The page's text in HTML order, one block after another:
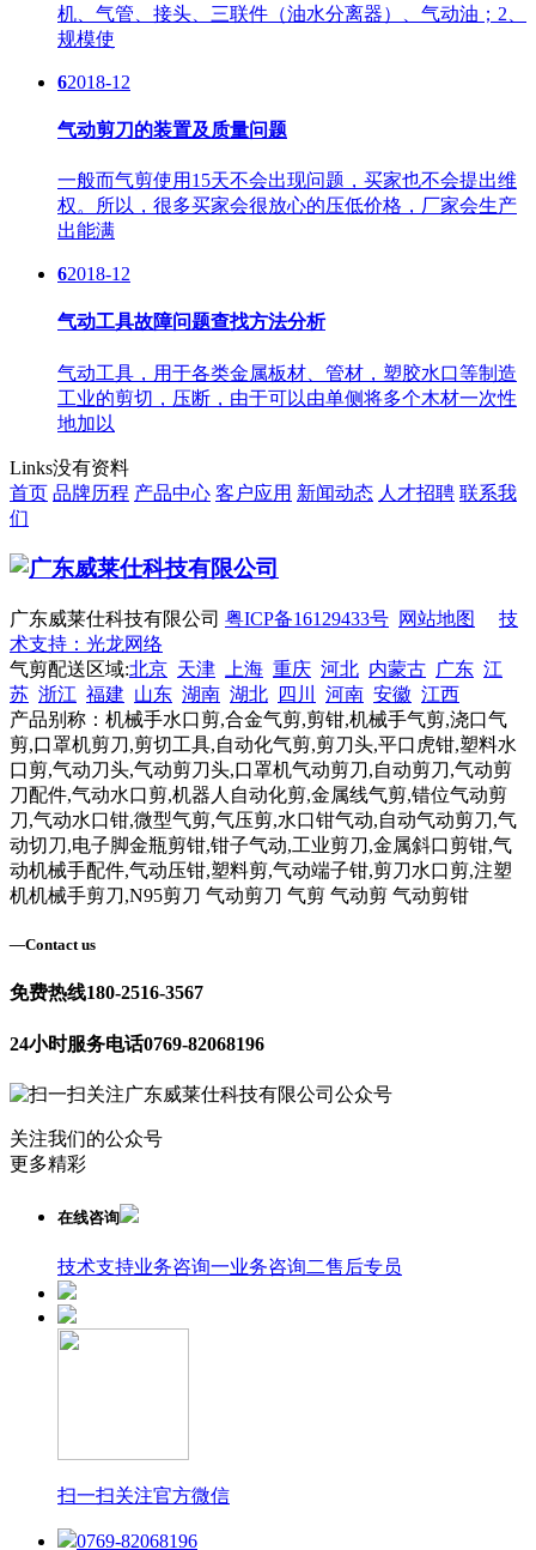
机、气管、接头、三联件（油水分离器）、气动油；2、
规模使
62018-12
气动剪刀的装置及质量问题
一般而气剪使用15天不会出现问题，买家也不会提出维
权。所以，很多买家会很放心的压低价格，厂家会生产
出能满
62018-12
气动工具故障问题查找方法分析
气动工具，用于各类金属板材、管材，塑胶水口等制造
工业的剪切，压断，由于可以由单侧将多个木材一次性
地加以
Links没有资料
首页 品牌历程 产品中心 客户应用 新闻动态 人才招聘 联系我
们
广东威莱仕科技有限公司 粤ICP备16129433号 网站地图
技
术支持：光龙网络
气剪配送区域:北京 天津 上海 重庆 河北 内蒙古 广东 江
苏 浙江 福建 山东 湖南 湖北 四川 河南 安徽 江西
产品别称：机械手水口剪,合金气剪,剪钳,机械手气剪,浇口气
剪,口罩机剪刀,剪切工具,自动化气剪,剪刀头,平口虎钳,塑料水
口剪,气动刀头,气动剪刀头,口罩机气动剪刀,自动剪刀,气动剪
刀配件,气动水口剪,机器人自动化剪,金属线气剪,错位气动剪
刀,气动水口钳,微型气剪,气压剪,水口钳气动,自动气动剪刀,气
动切刀,电子脚金瓶剪钳,钳子气动,工业剪刀,金属斜口剪钳,气
动机械手配件,气动压钳,塑料剪,气动端子钳,剪刀水口剪,注塑
机机械手剪刀,N95剪刀 气动剪刀 气剪 气动剪 气动剪钳
—Contact us
免费热线180-2516-3567
24小时服务电话0769-82068196
关注我们的公众号
更多精彩
在线咨询
技术支持业务咨询一业务咨询二售后专员
扫一扫关注官方微信
0769-82068196